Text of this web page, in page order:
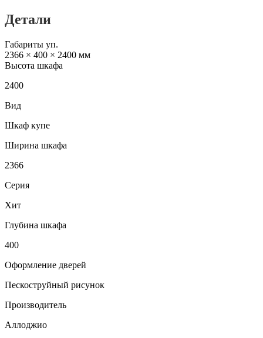
Детали
Габариты уп.
2366 × 400 × 2400 мм
Высота шкафа
2400
Вид
Шкаф купе
Ширина шкафа
2366
Серия
Хит
Глубина шкафа
400
Оформление дверей
Пескоструйный рисунок
Производитель
Аллоджио